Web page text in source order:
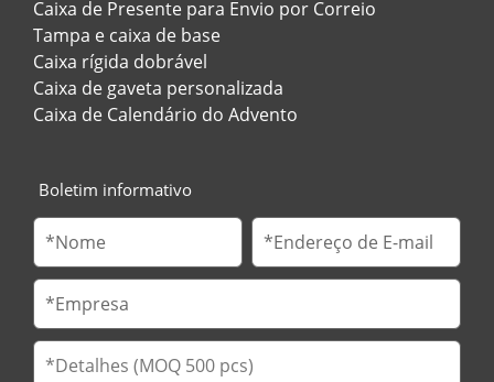
Caixa de Presente para Envio por Correio
Tampa e caixa de base
Caixa rígida dobrável
Caixa de gaveta personalizada
Caixa de Calendário do Advento
Boletim informativo